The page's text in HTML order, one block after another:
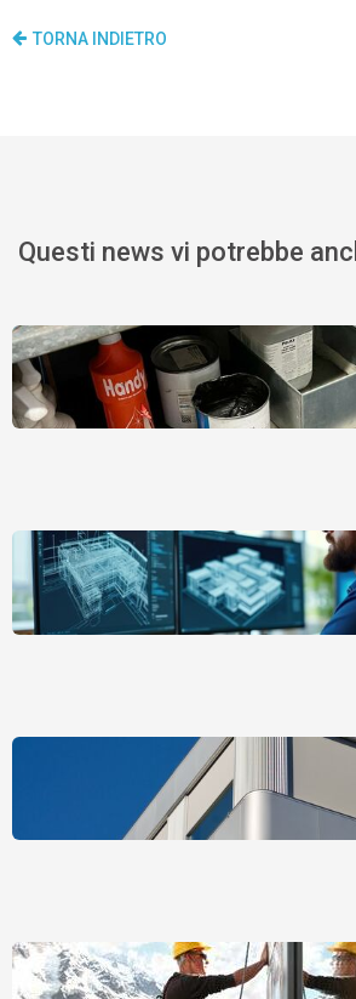
TORNA INDIETRO
Questi news vi potrebbe